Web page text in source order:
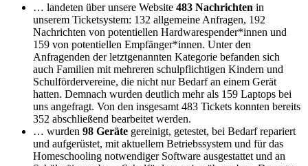
… landeten über unsere Website 483 Nachrichten in
unserem Ticketsystem: 132 allgemeine Anfragen, 192
Nachrichten von potentiellen Hardwarespender*innen und
159 von potentiellen Empfänger*innen. Unter den
Anfragenden der letztgenannten Kategorie befanden sich
auch Familien mit mehreren schulpflichtigen Kindern und
Schulfördervereine, die nicht nur Bedarf an einem Gerät
hatten. Demnach wurden deutlich mehr als 159 Laptops bei
uns angefragt. Von den insgesamt 483 Tickets konnten bereits
352 abschließend bearbeitet werden.
… wurden 98 Geräte gereinigt, getestet, bei Bedarf repariert
und aufgerüstet, mit aktuellem Betriebssystem und für das
Homeschooling notwendiger Software ausgestattet und an